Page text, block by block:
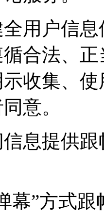
全用户信
合法、
收集、
意。
信息提供
幕”方式